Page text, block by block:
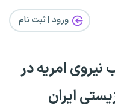
ورود | ثبت‌ نام
نیروی امریه در
ایران